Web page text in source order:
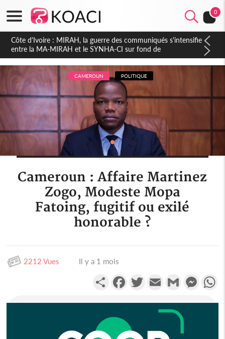
0
Côte d'Ivoire : Indépendance 2026, Thiam plaide pour un
environnement démocratique plus apaisé
CAMEROUN POLITIQUE
Cameroun : Affaire Martinez
Zogo, Modeste Mopa
Fatoing, fugitif ou exilé
honorable ?
2212 Vues Il y a 1 mois
PartagerFacebookTwitterEmail Gmail